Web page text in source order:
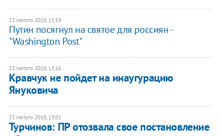
23 лютого 2010, 13:19
Путин посягнул на святое для россиян -
"Washington Post"
23 лютого 2010, 13:16
Кравчук не пойдет на инаугурацию
Януковича
23 лютого 2010, 13:01
Турчинов: ПР отозвала свое постановление